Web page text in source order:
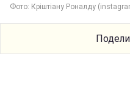
Фото: Кріштіану Роналду